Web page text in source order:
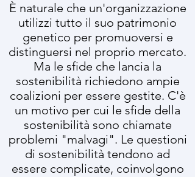
È naturale che un'organizzazione
utilizzi tutto il suo patrimonio
genetico per promuoversi e
distinguersi nel proprio mercato.
Ma le sfide che lancia la
sostenibilità richiedono ampie
coalizioni per essere gestite. C'è
un motivo per cui le sfide della
sostenibilità sono chiamate
problemi "malvagi". Le questioni
di sostenibilità tendono ad
essere complicate, coinvolgono